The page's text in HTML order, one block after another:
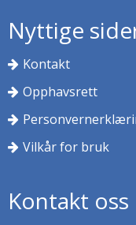
Nyttige
Kontakt
Opphavsrett
Vilkår for bruk
Kontakt oss